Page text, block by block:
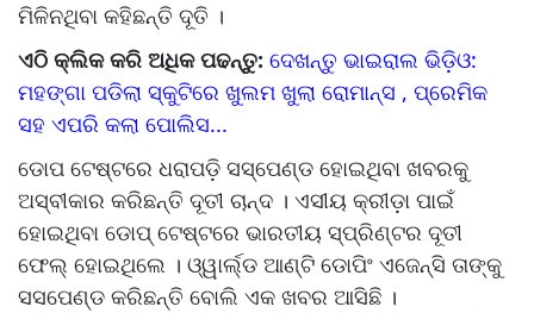
ମିଳିନଥିବା କହିଛନ୍ତି ଦୂତି ।
ଏଠି କ୍ଲିକ କରି ଅଧିକ ପଢନ୍ତୁ: ଦେଖନ୍ତୁ ଭାଇରାଲ ଭିଡ଼ିଓ:
ମହଙ୍ଗା ପଡିଲା ସ୍କୁଟିରେ ଖୁଲମ ଖୁଲା ରୋମାନ୍ସ , ପ୍ରେମିକ
ସହ ଏପରି କଲା ପୋଲିସ...
ଡୋପ ଟେଷ୍ଟରେ ଧରାପଡ଼ି ସସ୍‌ପେଣ୍ଡ ହୋଇଥିବା ଖବରକୁ
ଅସ୍ବୀକାର କରିଛନ୍ତି ଦୂତୀ ଚାନ୍ଦ । ଏସୀୟ କ୍ରୀଡ଼ା ପାଇଁ
ହୋଇଥିବା ଡୋପ୍ ଟେଷ୍ଟରେ ଭାରତୀୟ ସ୍ପ୍ରିଣ୍ଟର ଦୂତୀ
ଫେଲ୍‌ ହୋଇଥିଲେ । ଓ୍ୱାର୍ଲ୍ଡ ଆଣ୍ଟି ଡୋପିଂ ଏଜେନ୍ସି ତାଙ୍କୁ
ସସପେଣ୍ଡ କରିଛନ୍ତି ବୋଲି ଏକ ଖବର ଆସିଛି ।